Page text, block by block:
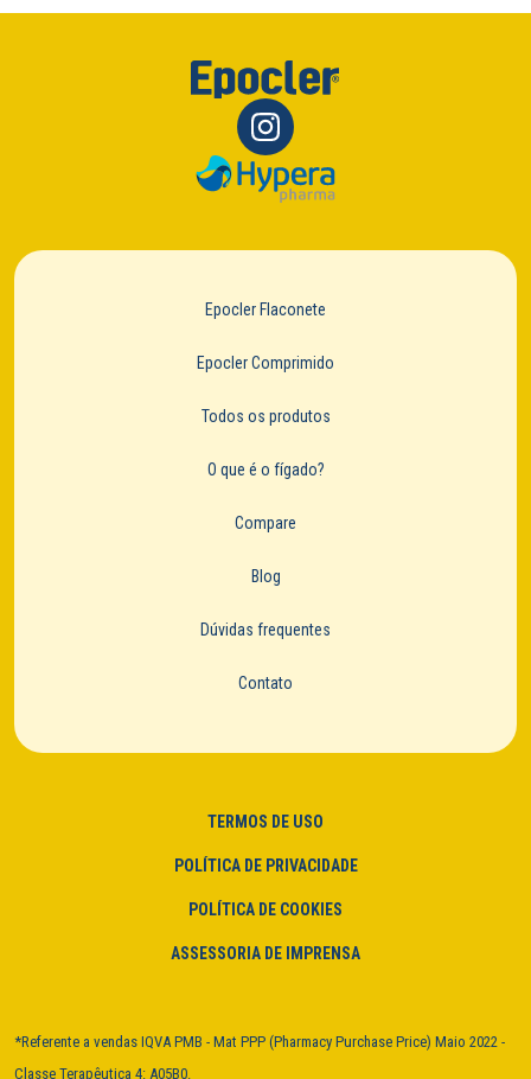
Epocler Flaconete
Epocler Comprimido
Todos os produtos
O que é o fígado?
Compare
Blog
Dúvidas frequentes
Contato
TERMOS DE USO
POLÍTICA DE PRIVACIDADE
POLÍTICA DE COOKIES
ASSESSORIA DE IMPRENSA
*Referente a vendas IQVA PMB - Mat PPP (Pharmacy Purchase Price) Maio 2022 -
Classe Terapêutica 4: A05B0.